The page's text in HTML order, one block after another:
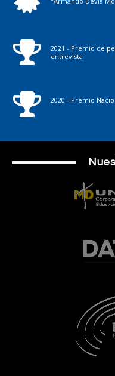
2021 - Premio de
entrevista
2020 - Premio